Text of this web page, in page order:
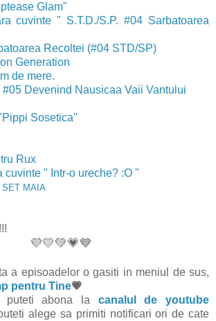
Glam"
cuvinte " S.T.D./S.P. #04 Sarbatoarea
Recoltei (#04 STD/SP)
Generation
de mere.
#05 Devenind Nausicaa Vaii Vantului
Sosetica"
Rux
cuvinte " Intr-o ureche? :O "
SET MAIA
💜💛💚💗💙
a episoadelor o gasiti in meniul de sus,
pentru Tine💗
abona la canalul de youtube
alege sa primiti notificari ori de cate